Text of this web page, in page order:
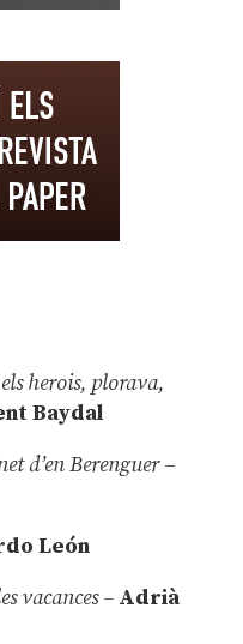
herois, plorava,
Baydal
d’en Berenguer–
León
vacances –Adrià